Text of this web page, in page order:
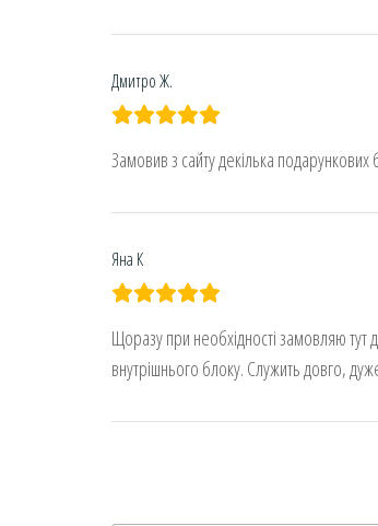
Дмитро Ж.
Замовив з сайту декілька
Яна К
Щоразу при необхідності замовляю тут
внутрішнього блоку. Служить довго,